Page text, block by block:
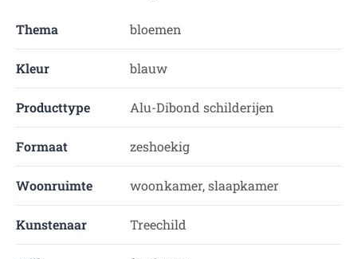
Thema bloemen
Kleur blauw
Producttype Alu-Dibond schilderijen
Formaat zeshoekig
Woonruimte woonkamer, slaapkamer
Kunstenaar Treechild